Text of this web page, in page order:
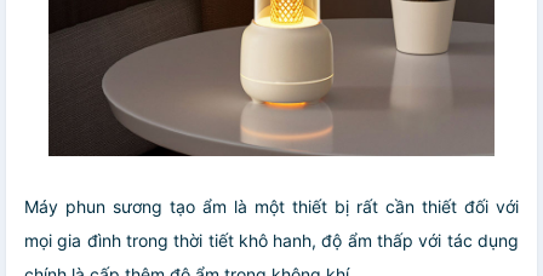
Máy phun sương tạo ẩm là một thiết bị rất cần thiết đối với
mọi gia đình trong thời tiết khô hanh, độ ẩm thấp với tác dụng